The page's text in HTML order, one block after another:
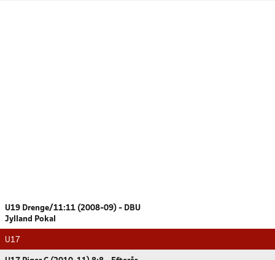
U19 Drenge/11:11 (2008-09) - DBU
Jylland Pokal
U17